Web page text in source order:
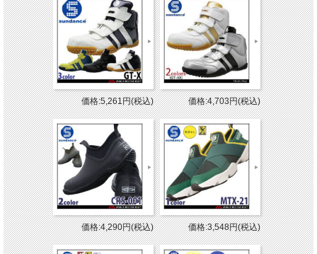
価格:5,261円(税込) 価格:4,703円(税込)
価格:4,290円(税込) 価格:3,548円(税込)